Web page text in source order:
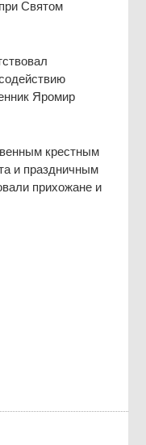
Святом
Яромир
крестным
и праздничным
прихожане и